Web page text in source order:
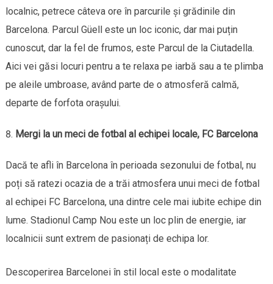
localnic, petrece câteva ore în parcurile și grădinile din
Barcelona. Parcul Güell este un loc iconic, dar mai puțin
cunoscut, dar la fel de frumos, este Parcul de la Ciutadella.
Aici vei găsi locuri pentru a te relaxa pe iarbă sau a te plimba
pe aleile umbroase, având parte de o atmosferă calmă,
departe de forfota orașului.
Mergi la un meci de fotbal al echipei locale, FC Barcelona
Dacă te afli în Barcelona în perioada sezonului de fotbal, nu
poți să ratezi ocazia de a trăi atmosfera unui meci de fotbal
al echipei FC Barcelona, una dintre cele mai iubite echipe din
lume. Stadionul Camp Nou este un loc plin de energie, iar
localnicii sunt extrem de pasionați de echipa lor.
Descoperirea Barcelonei în stil local este o modalitate